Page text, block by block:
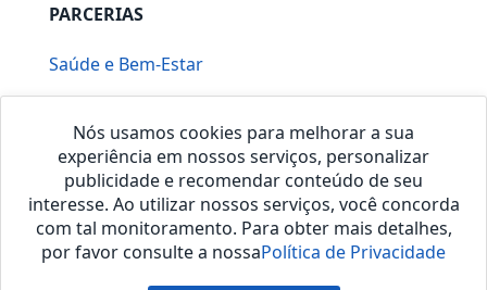
PARCERIAS
Saúde e Bem-Estar
Nós usamos cookies para melhorar a sua
experiência em nossos serviços, personalizar
publicidade e recomendar conteúdo de seu
interesse. Ao utilizar nossos serviços, você concorda
com tal monitoramento. Para obter mais detalhes,
por favor consulte a nossaPolítica de Privacidade